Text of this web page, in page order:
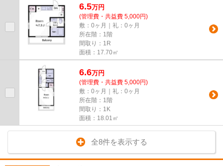
6.5万円
(管理費・共益費 5,000円)
敷：0ヶ月｜礼：0ヶ月
所在階：1階
間取り：1R
面積：17.70㎡
6.6万円
(管理費・共益費 5,000円)
敷：0ヶ月｜礼：0ヶ月
所在階：1階
間取り：1K
面積：18.01㎡
全8件を表示する